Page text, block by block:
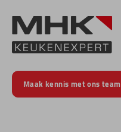
Maak kennis met ons team